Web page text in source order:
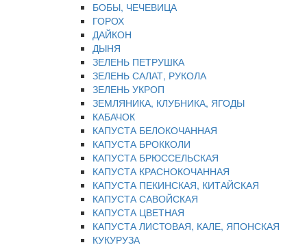
БОБЫ, ЧЕЧЕВИЦА
ГОРОХ
ДАЙКОН
ДЫНЯ
ЗЕЛЕНЬ ПЕТРУШКА
ЗЕЛЕНЬ САЛАТ, РУКОЛА
ЗЕЛЕНЬ УКРОП
ЗЕМЛЯНИКА, КЛУБНИКА, ЯГОДЫ
КАБАЧОК
КАПУСТА БЕЛОКОЧАННАЯ
КАПУСТА БРОККОЛИ
КАПУСТА БРЮССЕЛЬСКАЯ
КАПУСТА КРАСНОКОЧАННАЯ
КАПУСТА ПЕКИНСКАЯ, КИТАЙСКАЯ
КАПУСТА САВОЙСКАЯ
КАПУСТА ЦВЕТНАЯ
КАПУСТА ЛИСТОВАЯ, КАЛЕ, ЯПОНСКАЯ
КУКУРУЗА